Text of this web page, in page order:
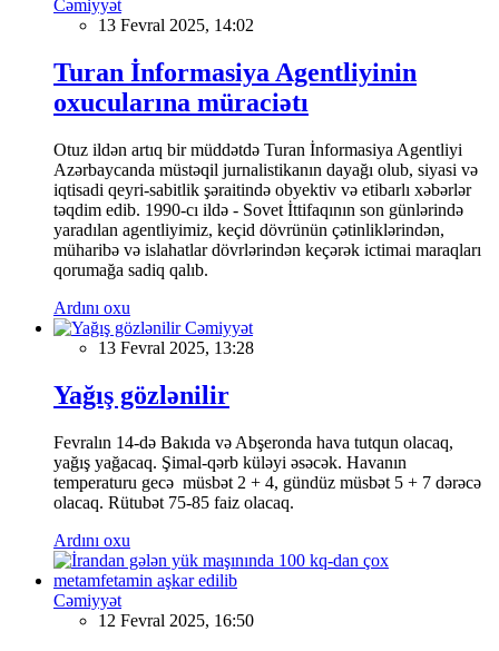
Cəmiyyət
13 Fevral 2025, 14:02
Turan İnformasiya Agentliyinin
oxucularına müraciətı
Otuz ildən artıq bir müddətdə Turan İnformasiya Agentliyi
Azərbaycanda müstəqil jurnalistikanın dayağı olub, siyasi və
iqtisadi qeyri-sabitlik şəraitində obyektiv və etibarlı xəbərlər
təqdim edib. 1990-cı ildə - Sovet İttifaqının son günlərində
yaradılan agentliyimiz, keçid dövrünün çətinliklərindən,
müharibə və islahatlar dövrlərindən keçərək ictimai maraqları
qorumağa sadiq qalıb.
Ardını oxu
Cəmiyyət
13 Fevral 2025, 13:28
Yağış gözlənilir
Fevralın 14-də Bakıda və Abşeronda hava tutqun olacaq,
yağış yağacaq. Şimal-qərb küləyi əsəcək. Havanın
temperaturu gecə müsbət 2 + 4, gündüz müsbət 5 + 7 dərəcə
olacaq. Rütubət 75-85 faiz olacaq.
Ardını oxu
Cəmiyyət
12 Fevral 2025, 16:50